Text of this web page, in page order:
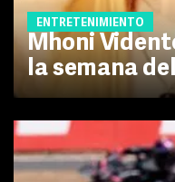
ENTRETENIMIENTO
Mhoni
la semana